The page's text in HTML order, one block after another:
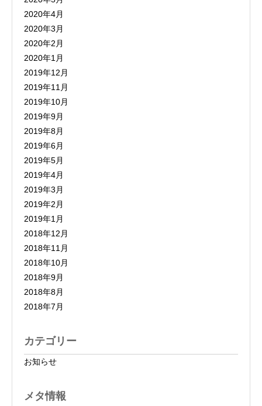
2020年4月
2020年3月
2020年2月
2020年1月
2019年12月
2019年11月
2019年10月
2019年9月
2019年8月
2019年6月
2019年5月
2019年4月
2019年3月
2019年2月
2019年1月
2018年12月
2018年11月
2018年10月
2018年9月
2018年8月
2018年7月
カテゴリー
お知らせ
メタ情報